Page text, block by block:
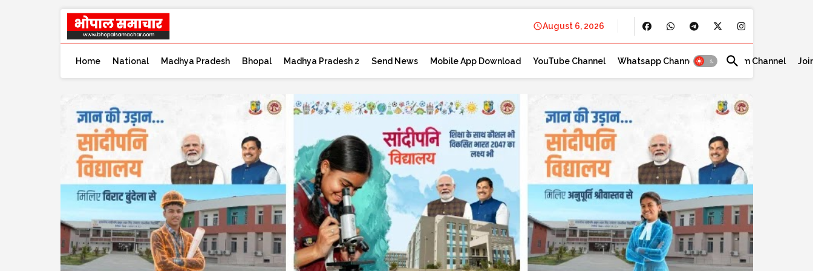
August 6, 2026
Home National Madhya Pradesh Bhopal Madhya Pradesh 2 Send News Mobile App Download YouTube Channel Whatsapp Channel Telegram Channel